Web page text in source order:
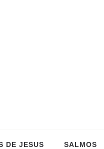
DE JESUS SALMOS